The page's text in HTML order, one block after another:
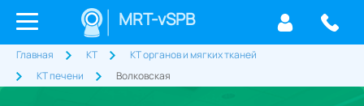
MRT-vSPB
Главная КТ
КТ органов и мягких тканей
КТ печени
Волковская